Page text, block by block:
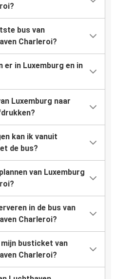
bus van
Charleroi?
er in Luxemburg en in
Luxemburg naar
kan ik vanuit
de bus?
van Luxemburg
in de bus van
Charleroi?
busticket van
Charleroi?